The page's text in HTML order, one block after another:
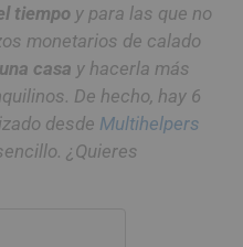
tiempo y para las que no
monetarios de calado
casa y hacerla más
De hecho, hay 6
desde Multihelpers
¿Quieres